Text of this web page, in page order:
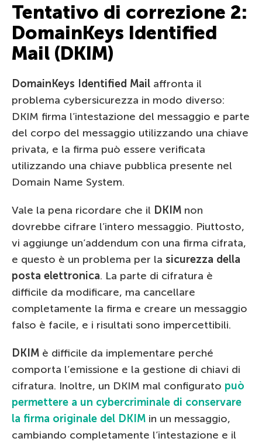
Tentativo di correzione 2:
DomainKeys Identified
Mail (DKIM)
DomainKeys Identified Mail affronta il
problema cybersicurezza in modo diverso:
DKIM firma l’intestazione del messaggio e parte
del corpo del messaggio utilizzando una chiave
privata, e la firma può essere verificata
utilizzando una chiave pubblica presente nel
Domain Name System.
Vale la pena ricordare che il DKIM non
dovrebbe cifrare l’intero messaggio. Piuttosto,
vi aggiunge un’addendum con una firma cifrata,
e questo è un problema per la sicurezza della
posta elettronica. La parte di cifratura è
difficile da modificare, ma cancellare
completamente la firma e creare un messaggio
falso è facile, e i risultati sono impercettibili.
DKIM è difficile da implementare perché
comporta l’emissione e la gestione di chiavi di
cifratura. Inoltre, un DKIM mal configurato può
permettere a un cybercriminale di conservare
la firma originale del DKIM in un messaggio,
cambiando completamente l’intestazione e il